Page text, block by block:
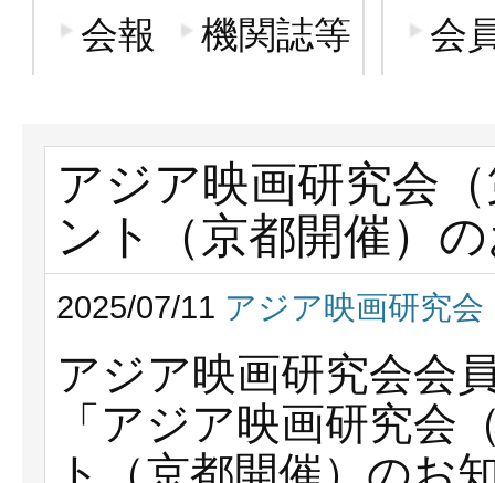
会報
機関誌等 会
アジア映画研究会
ント（京都開催）
2025/07/11 アジア映画研究会
アジア映画研究会会
「アジア映画研究会
ト（京都開催）のお